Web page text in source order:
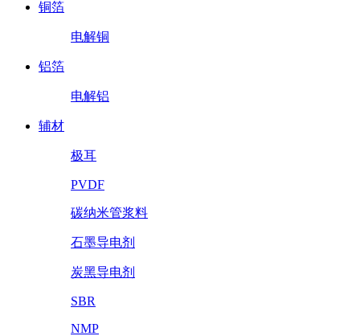
铜箔
电解铜
铝箔
电解铝
辅材
极耳
PVDF
碳纳米管浆料
石墨导电剂
炭黑导电剂
SBR
NMP